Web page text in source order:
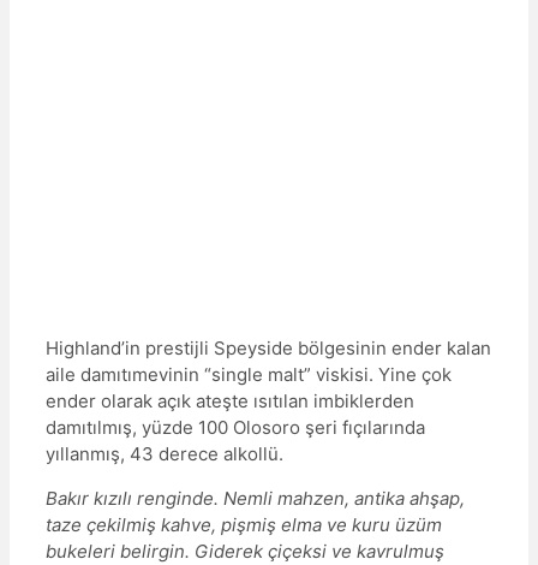
Highland’in prestijli Speyside bölgesinin ender kalan
aile damıtımevinin “single malt” viskisi. Yine çok
ender olarak açık ateşte ısıtılan imbiklerden
damıtılmış, yüzde 100 Olosoro şeri fıçılarında
yıllanmış, 43 derece alkollü.
Bakır kızılı renginde. Nemli mahzen, antika ahşap,
taze çekilmiş kahve, pişmiş elma ve kuru üzüm
bukeleri belirgin. Giderek çiçeksi ve kavrulmuş